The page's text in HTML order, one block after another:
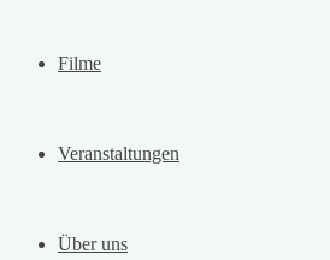
Filme
Veranstaltungen
Über uns